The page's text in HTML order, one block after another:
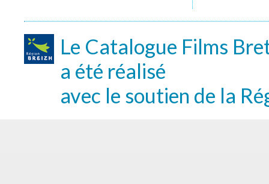
Le Catalogue Films
a été réalisé
avec le soutien de la